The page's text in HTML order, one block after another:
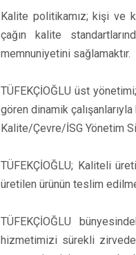
Kalite politikamız; kişi ve
çağın kalite
memnuniyetini sağlamaktır.
TÜFEKÇİOĞLU üst
gören dinamik
Kalite/Çevre/İSG Yönetim
TÜFEKÇİOĞLU; Kaliteli
üretilen ürünün teslim
TÜFEKÇİOĞLU
hizmetimizi sürekli